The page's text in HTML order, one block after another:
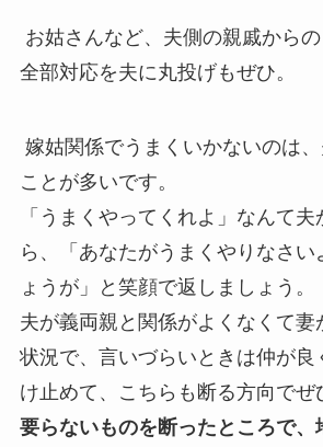
お姑さんなど、夫側の親戚からの
全部対応を夫に丸投げもぜひ。
嫁姑関係でうまくいかないのは
ことが多いです。
「うまくやってくれよ」なんて
ら、「あなたがうまくやりなさい
ょうが」と笑顔で返しましょう。
夫が義両親と関係がよくなくて妻
状況で、言いづらいときは仲が良
け止めて、こちらも断る方向でぜ
要らないものを断ったところで、